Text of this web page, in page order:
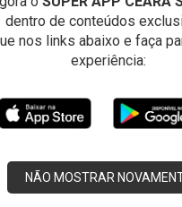
dentro de conteúdos
nos links abaixo e faça
experiência:
NÃO MOSTRAR
, 13- Everton Sena
Fernandes , 16- Leilson
Rocha